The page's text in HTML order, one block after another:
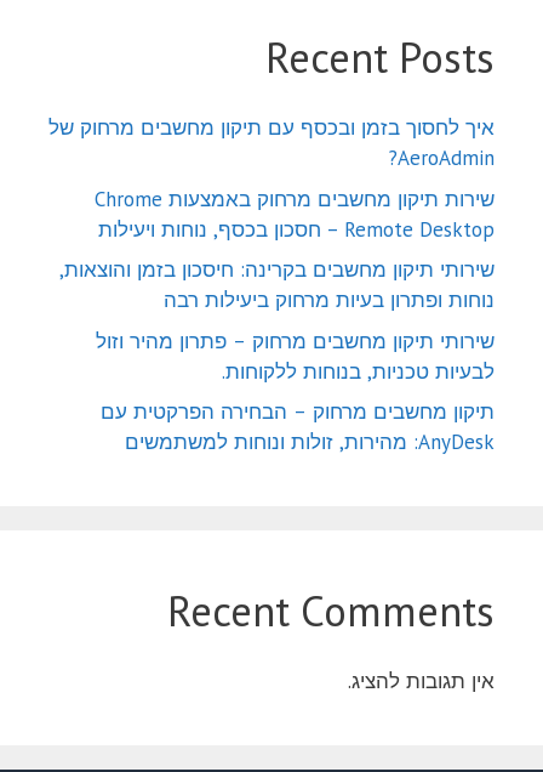
Recent Posts
איך לחסוך בזמן ובכסף עם תיקון מחשבים מרחוק של
AeroAdmin?
שירות תיקון מחשבים מרחוק באמצעות Chrome
Remote Desktop – חסכון בכסף, נוחות ויעילות
שירותי תיקון מחשבים בקרינה: חיסכון בזמן והוצאות,
נוחות ופתרון בעיות מרחוק ביעילות רבה
שירותי תיקון מחשבים מרחוק – פתרון מהיר וזול
לבעיות טכניות, בנוחות ללקוחות.
תיקון מחשבים מרחוק – הבחירה הפרקטית עם
AnyDesk: מהירות, זולות ונוחות למשתמשים
Recent Comments
אין תגובות להציג.